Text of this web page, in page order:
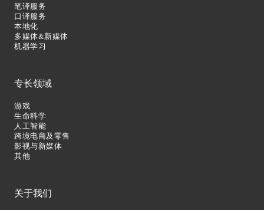
笔译服务
口译服务
本地化
多媒体&新媒体
机器学习
专长领域
游戏
生命科学
人工智能
跨境电商及零售
影视与新媒体
其他
关于我们